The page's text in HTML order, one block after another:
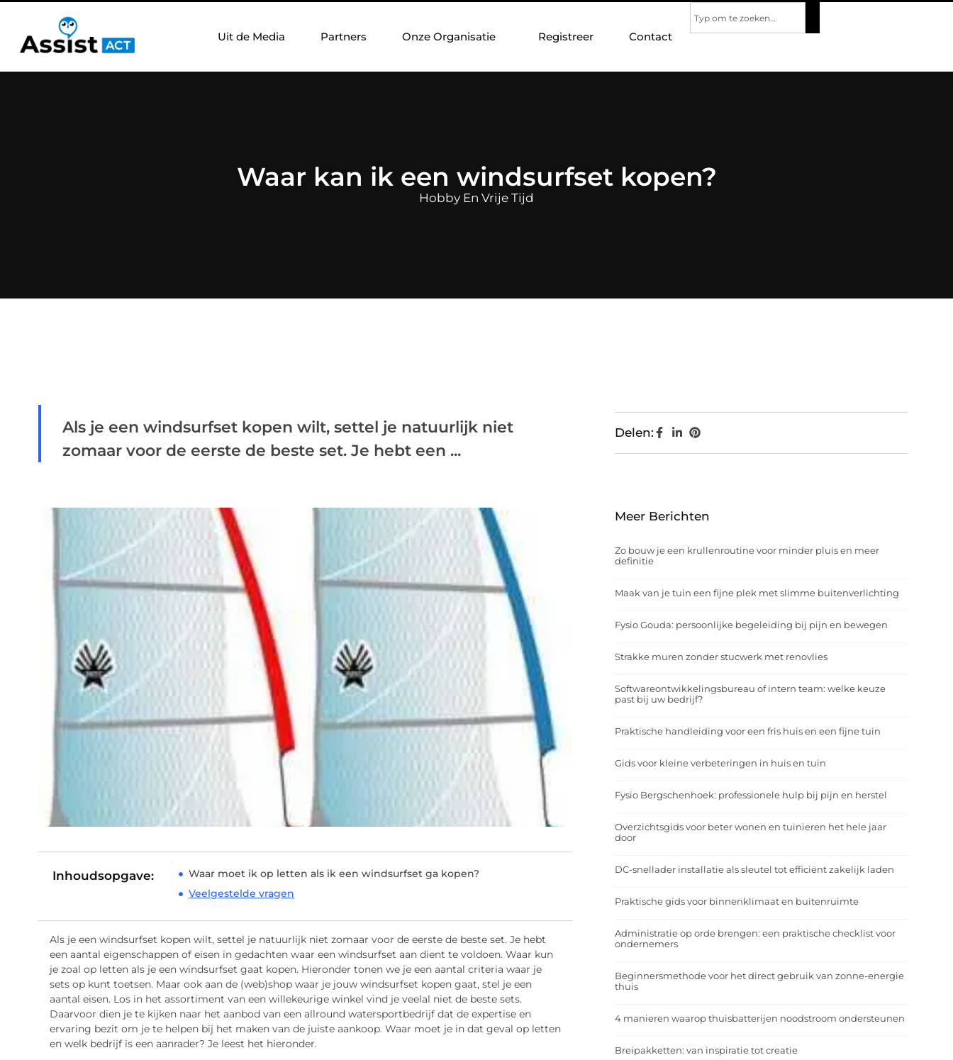
Uit de Media Partners Onze Organisatie Registreer Contact
Waar kan ik een windsurfset kopen?
Hobby En Vrije Tijd
Als je een windsurfset kopen wilt, settel je natuurlijk niet
zomaar voor de eerste de beste set. Je hebt een ...
Inhoudsopgave:
Waar moet ik op letten als ik een windsurfset ga kopen?
Veelgestelde vragen
Als je een windsurfset kopen wilt, settel je natuurlijk niet zomaar voor de eerste de beste set. Je hebt
een aantal eigenschappen of eisen in gedachten waar een windsurfset aan dient te voldoen. Waar kun
je zoal op letten als je een windsurfset gaat kopen. Hieronder tonen we je een aantal criteria waar je
sets op kunt toetsen. Maar ook aan de (web)shop waar je jouw windsurfset kopen gaat, stel je een
aantal eisen. Los in het assortiment van een willekeurige winkel vind je veelal niet de beste sets.
Daarvoor dien je te kijken naar het aanbod van een allround watersportbedrijf dat de expertise en
ervaring bezit om je te helpen bij het maken van de juiste aankoop. Waar moet je in dat geval op letten
en welk bedrijf is een aanrader? Je leest het hieronder.
Delen:
Meer Berichten
Zo bouw je een krullenroutine voor minder pluis en meer
definitie
Maak van je tuin een fijne plek met slimme buitenverlichting
Fysio Gouda: persoonlijke begeleiding bij pijn en bewegen
Strakke muren zonder stucwerk met renovlies
Softwareontwikkelingsbureau of intern team: welke keuze
past bij uw bedrijf?
Praktische handleiding voor een fris huis en een fijne tuin
Gids voor kleine verbeteringen in huis en tuin
Fysio Bergschenhoek: professionele hulp bij pijn en herstel
Overzichtsgids voor beter wonen en tuinieren het hele jaar
door
DC-snellader installatie als sleutel tot efficiënt zakelijk laden
Praktische gids voor binnenklimaat en buitenruimte
Administratie op orde brengen: een praktische checklist voor
ondernemers
Beginnersmethode voor het direct gebruik van zonne-energie
thuis
4 manieren waarop thuisbatterijen noodstroom ondersteunen
Breipakketten: van inspiratie tot creatie